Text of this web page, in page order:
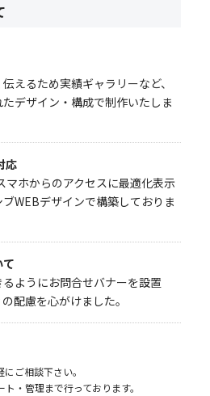
えるため実績ギャラリーなど、
デザイン・構成で制作いたしま
応
マホからのアクセスに最適化表示
WEBデザインで構築しておりま
ようにお問合せバナーを設置
配慮を心がけました。
にご相談下さい。
・管理まで行っております。